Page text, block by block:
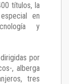
títulos, la
en
y
por
, alberga
tres